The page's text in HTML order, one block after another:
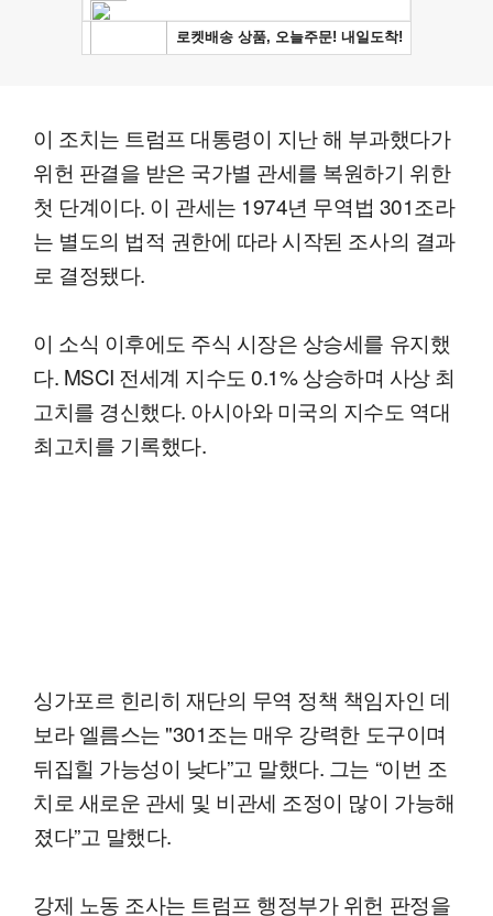
이 조치는 트럼프 대통령이 지난 해 부과했다가
위헌 판결을 받은 국가별 관세를 복원하기 위한
첫 단계이다. 이 관세는 1974년 무역법 301조라
는 별도의 법적 권한에 따라 시작된 조사의 결과
로 결정됐다.
이 소식 이후에도 주식 시장은 상승세를 유지했
다. MSCI 전세계 지수도 0.1% 상승하며 사상 최
고치를 경신했다. 아시아와 미국의 지수도 역대
최고치를 기록했다.
싱가포르 힌리히 재단의 무역 정책 책임자인 데
보라 엘름스는 "301조는 매우 강력한 도구이며
뒤집힐 가능성이 낮다”고 말했다. 그는 “이번 조
치로 새로운 관세 및 비관세 조정이 많이 가능해
졌다”고 말했다.
강제 노동 조사는 트럼프 행정부가 위헌 판정을